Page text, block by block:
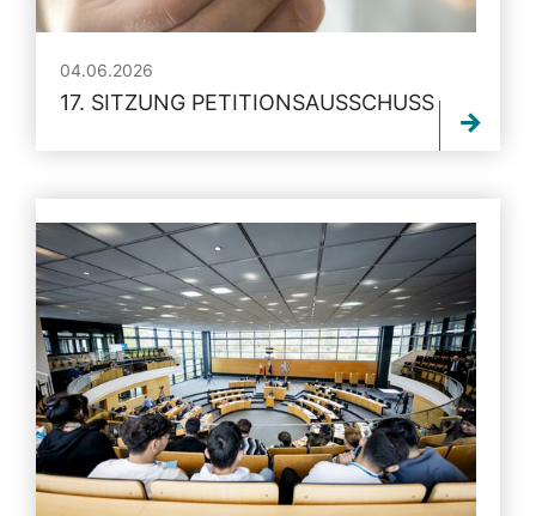
04.06.2026
17. SITZUNG PETITIONSAUSSCHUSS